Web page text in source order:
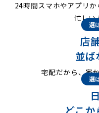
24時間スマホやアプリ
忙しい
選
店
並ば
宅配だから、家
選